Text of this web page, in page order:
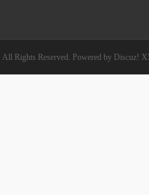
All Rights Reserved. Powered by Discuz!